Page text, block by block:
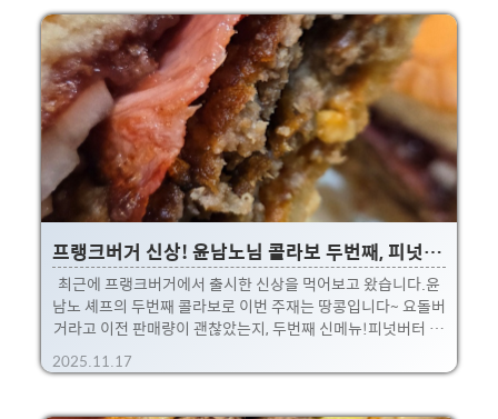
뭐 야식으로 괜춘.개인적으로 BBQ는 블랙페퍼 시즈닝을 좋아
하는데, 이번에도 잘 먹었네요. 매번 BBQ 먹으면서 느끼는건,
확실히 치킨도 대기업이 기술도 있고 튀김이나 육즙 치킨 크기
등 여러면에서 맛있다는 것.개인적으로 치킨업계들중에서
BBQ도 높은 순위권이라고 봅니다 후후.* 다른 면에서 안좋아
하는 브랜드이긴하지만 ㅋ 아무튼 이날밤도 만족스..
프랭크버거 신상! 윤남노님 콜라보 두번째, 피넛버터더블버거
최근에 프랭크버거에서 출시한 신상을 먹어보고 왔습니다.윤
남노 셰프의 두번째 콜라보로 이번 주재는 땅콩입니다~ 요돌버
거라고 이전 판매량이 괜찮았는지, 두번째 신메뉴!피넛버터 더
블버거와 피넛버터 더블치즈버거 2종류를 출시하였는데,사실
차이는 치즈 한장이라서 오히려 피넛맛을 느낄 수 없을 것 같아
2025.11.17